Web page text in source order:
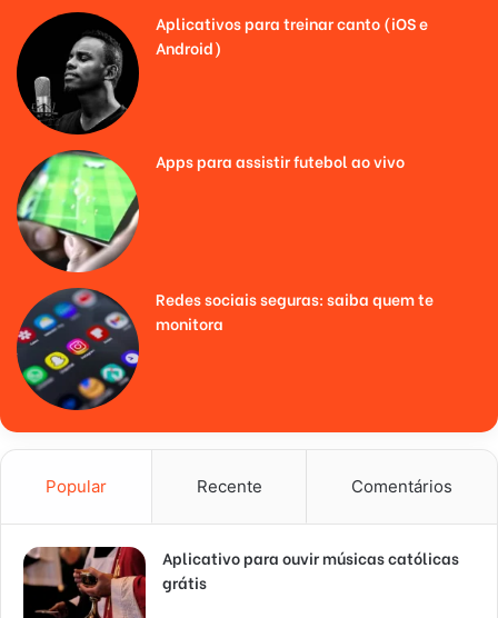
Aplicativos para treinar canto (iOS e
Android)
Apps para assistir futebol ao vivo
Redes sociais seguras: saiba quem te
monitora
Popular Recente Comentários
Aplicativo para ouvir músicas católicas
grátis